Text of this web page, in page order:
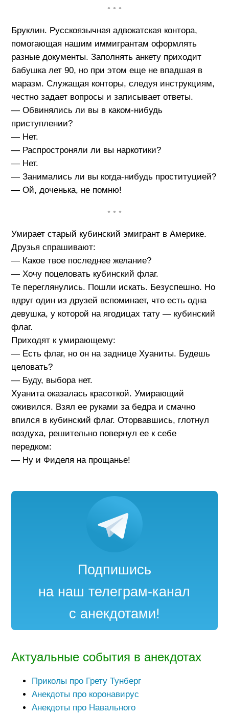
• • •
Бруклин. Русскоязычная адвокатская контора,
помогающая нашим иммигрантам оформлять
разные документы. Заполнять анкету приходит
бабушка лет 90, но при этом еще не впадшая в
маразм. Служащая конторы, следуя инструкциям,
честно задает вопросы и записывает ответы.
— Обвинялись ли вы в каком-нибудь
приступлении?
— Нет.
— Распростроняли ли вы наркотики?
— Нет.
— Занимались ли вы когда-нибудь проституцией?
— Ой, доченька, не помню!
• • •
Умирает старый кубинский эмигрант в Америке.
Друзья спрашивают:
— Какое твое последнее желание?
— Хочу поцеловать кубинский флаг.
Те переглянулись. Пошли искать. Безуспешно. Но
вдруг один из друзей вспоминает, что есть одна
девушка, у которой на ягодицах тату — кубинский
флаг.
Приходят к умирающему:
— Есть флаг, но он на заднице Хуаниты. Будешь
целовать?
— Буду, выбора нет.
Хуанита оказалась красоткой. Умирающий
оживился. Взял ее руками за бедра и смачно
впился в кубинский флаг. Оторвавшись, глотнул
воздуха, решительно повернул ее к себе
передком:
— Ну и Фиделя на прощанье!
Подпишись
на наш телеграм-канал
с анекдотами!
Актуальные события в анекдотах
Приколы про Грету Тунберг
Анекдоты про коронавирус
Анекдоты про Навального